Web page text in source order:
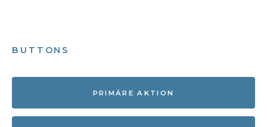
BUTTONS
PRIMÄRE AKTION